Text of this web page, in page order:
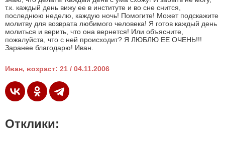
т.к. каждый день вижу ее в институте и во сне снится,
последнюю неделю, каждую ночь! Помогите! Может подскажите
молитву для возврата любимого человека! Я готов каждый день
молиться и верить, что она вернется! Или объясните,
пожалуйста, что с ней происходит? Я ЛЮБЛЮ ЕЕ ОЧЕНЬ!!!
Заранее благодарю! Иван.
Иван, возраст: 21 / 04.11.2006
Отклики: